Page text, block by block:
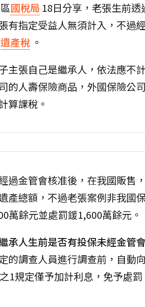
國稅局 18日分享，老張生前透
有指定受益人無須計入，不過
遺產稅 。
主張自己是繼承人，依法應不
的人壽保險商品，外國保險公
算課稅。
過金管會核准後，在我國販售
產總額，不過老張案例非我國
萬餘元並處罰鍰1,600萬餘元。
承人生前是否有投保未經金管
的調查人員進行調查前，自動
1規定僅予加計利息，免予處罰